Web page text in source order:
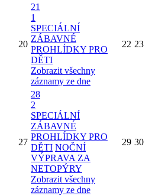
20
21
1
SPECIÁLNÍ
ZÁBAVNÉ
PROHLÍDKY PRO
DĚTI
Zobrazit všechny
záznamy ze dne
22 23
27
28
2
SPECIÁLNÍ
ZÁBAVNÉ
PROHLÍDKY PRO
DĚTI NOČNÍ
VÝPRAVA ZA
NETOPÝRY
Zobrazit všechny
záznamy ze dne
29 30